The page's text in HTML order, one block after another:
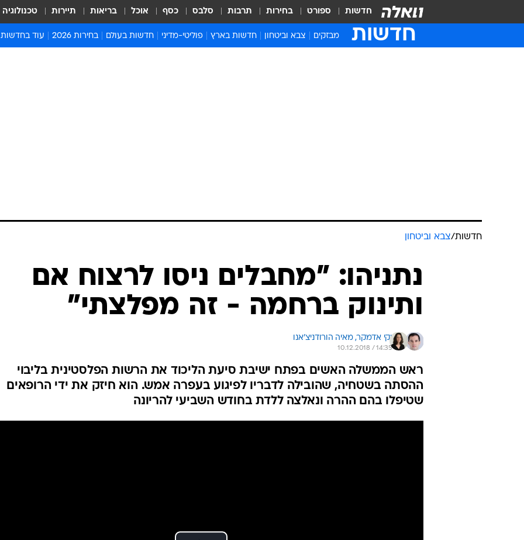
חדשות ספורט בחירות תרבות סלבס כסף אוכל בריאות תיירות טכנולוגיה
חדשות מבזקים צבא וביטחון חדשות בארץ פוליטי-מדיני חדשות בעולם בחירות 2026 עוד בחדשות
המייל האדום
חדשות/צבא וביטחון
נתניהו: "מחבלים ניסו לרצוח אם
ותינוק ברחמה - זה מפלצתי"
יקי אדמקר, מאיה הורודניצ'אנו
10.12.2018 / 14:35
ראש הממשלה האשים בפתח ישיבת סיעת הליכוד את הרשות הפלסטינית בליבוי
ההסתה בשטחיה, שהובילה לדבריו לפיגוע בעפרה אמש. הוא חיזק את ידי הרופאים
שטיפלו בהם ההרה ונאלצה ללדת בחודש השביעי להריונה